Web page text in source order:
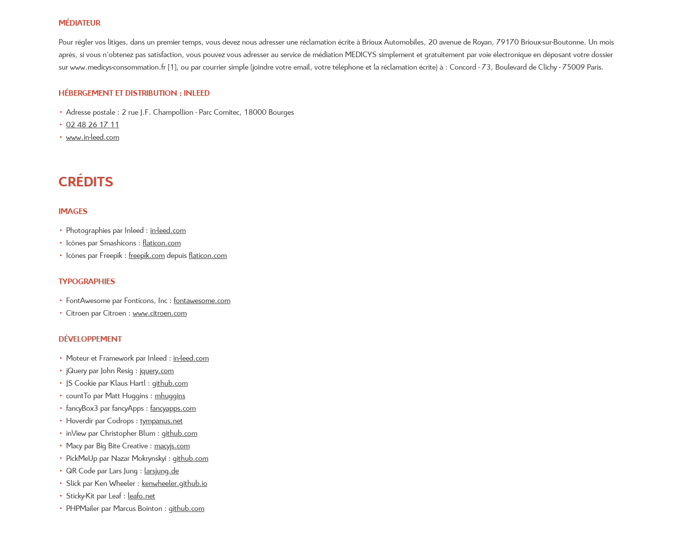
MÉDIATEUR
Pour régler vos litiges, dans un premier temps, vous devez nous adresser une réclamation écrite à Brioux Automobiles, 20 avenue de Royan, 79170 Brioux-sur-Boutonne. Un mois
après, si vous n’obtenez pas satisfaction, vous pouvez vous adresser au service de médiation MEDICYS simplement et gratuitement par voie électronique en déposant votre dossier
sur www.medicys-consommation.fr [1], ou par courrier simple (joindre votre email, votre téléphone et la réclamation écrite) à : Concord - 73, Boulevard de Clichy - 75009 Paris.
HÉBERGEMENT ET DISTRIBUTION : INLEED
Adresse postale : 2 rue J.F. Champollion - Parc Comitec, 18000 Bourges
02 48 26 17 11
www.in-leed.com
CRÉDITS
IMAGES
Photographies par Inleed : in-leed.com
Icônes par Smashicons : flaticon.com
Icônes par Freepik : freepik.com depuis flaticon.com
TYPOGRAPHIES
FontAwesome par Fonticons, Inc : fontawesome.com
Citroen par Citroen : www.citroen.com
DÉVELOPPEMENT
Moteur et Framework par Inleed : in-leed.com
jQuery par John Resig : jquery.com
JS Cookie par Klaus Hartl : github.com
countTo par Matt Huggins : mhuggins
fancyBox3 par fancyApps : fancyapps.com
Hoverdir par Codrops : tympanus.net
inView par Christopher Blum : github.com
Macy par Big Bite Creative : macyjs.com
PickMeUp par Nazar Mokrynskyi : github.com
QR Code par Lars Jung : larsjung.de
Slick par Ken Wheeler : kenwheeler.github.io
Sticky-Kit par Leaf : leafo.net
PHPMailer par Marcus Bointon : github.com